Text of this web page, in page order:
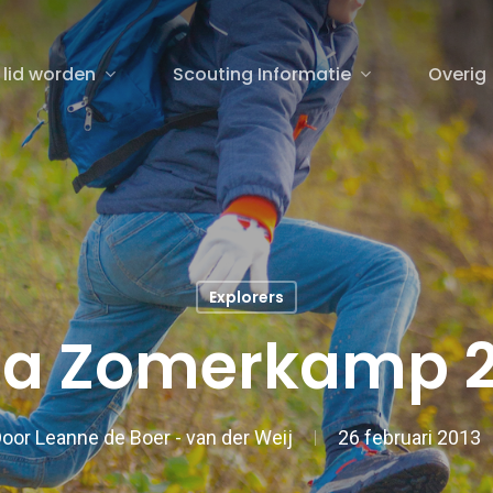
lid worden Scouting Informatie Overig
Explorers
Zomerkamp
Leanne de Boer - van der Weij 26 februari 2013